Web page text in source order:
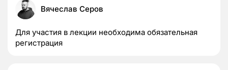
Вячеслав Серов
Для участия в лекции необходима обязательная
регистрация